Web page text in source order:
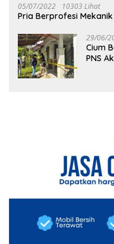
05/07/2022 10303 Lihat
Pria Berprofesi
29/06/
Cium
PNS